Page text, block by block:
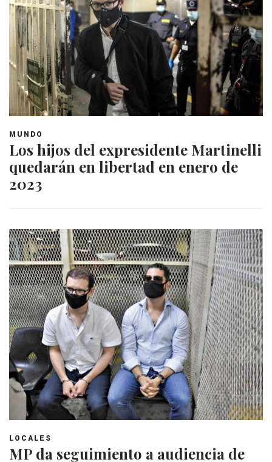
MUNDO
Los hijos del expresidente Martinelli
quedarán en libertad en enero de
2023
LOCALES
MP da seguimiento a audiencia de